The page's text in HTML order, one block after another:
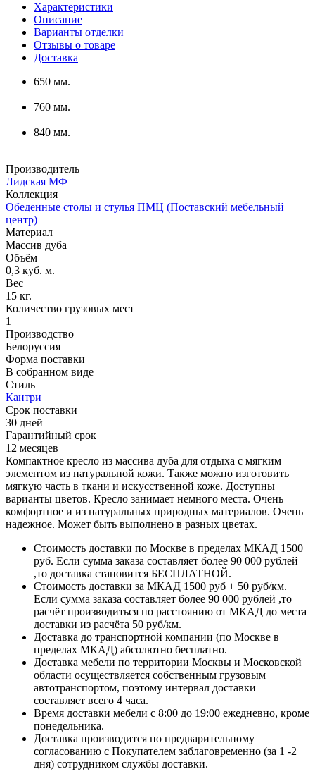
Характеристики
Описание
Варианты отделки
Отзывы о товаре
Доставка
650 мм.
760 мм.
840 мм.
Производитель
Лидская МФ
Коллекция
Обеденные столы и стулья ПМЦ (Поставский мебельный
центр)
Материал
Массив дуба
Объём
0,3 куб. м.
Вес
15 кг.
Количество грузовых мест
1
Производство
Белоруссия
Форма поставки
В собранном виде
Стиль
Кантри
Срок поставки
30 дней
Гарантийный срок
12 месяцев
Компактное кресло из массива дуба для отдыха с мягким
элементом из натуральной кожи. Также можно изготовить
мягкую часть в ткани и искусственной коже. Доступны
варианты цветов. Кресло занимает немного места. Очень
комфортное и из натуральных природных материалов. Очень
надежное. Может быть выполнено в разных цветах.
Стоимость доставки по Москве в пределах МКАД 1500
руб. Если сумма заказа составляет более 90 000 рублей
,то доставка становится БЕСПЛАТНОЙ.
Стоимость доставки за МКАД 1500 руб + 50 руб/км.
Если сумма заказа составляет более 90 000 рублей ,то
расчёт производиться по расстоянию от МКАД до места
доставки из расчёта 50 руб/км.
Доставка до транспортной компании (по Москве в
пределах МКАД) абсолютно бесплатно.
Доставка мебели по территории Москвы и Московской
области осуществляется собственным грузовым
автотранспортом, поэтому интервал доставки
составляет всего 4 часа.
Время доставки мебели с 8:00 до 19:00 ежедневно, кроме
понедельника.
Доставка производится по предварительному
согласованию с Покупателем заблаговременно (за 1 -2
дня) сотрудником службы доставки.